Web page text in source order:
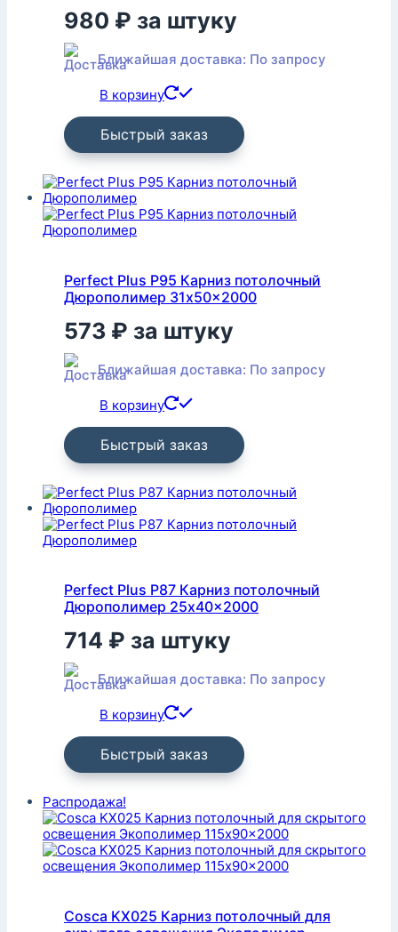
980 ₽ за штуку
Ближайшая доставка: По запросу
В корзину
Быстрый заказ
Perfect Plus P95 Карниз потолочный
Дюрополимер 31x50x2000
573 ₽ за штуку
Ближайшая доставка: По запросу
В корзину
Быстрый заказ
Perfect Plus P87 Карниз потолочный
Дюрополимер 25x40x2000
714 ₽ за штуку
Ближайшая доставка: По запросу
В корзину
Быстрый заказ
Распродажа!
Cosca KX025 Карниз потолочный для